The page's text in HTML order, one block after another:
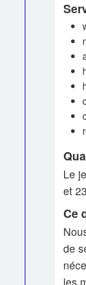
Le
et
Ce
de
les